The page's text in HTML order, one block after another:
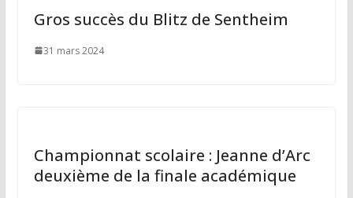
Gros succès du Blitz de Sentheim
31 mars 2024
Championnat scolaire : Jeanne d’Arc
deuxième de la finale académique